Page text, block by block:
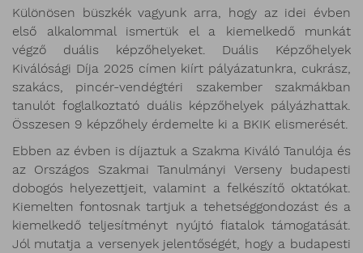
Különösen büszkék vagyunk arra, hogy az idei évben
első alkalommal ismertük el a kiemelkedő munkát
végző duális képzőhelyeket. Duális Képzőhelyek
Kiválósági Díja 2025 címen kiírt pályázatunkra, cukrász,
szakács, pincér-vendégtéri szakember szakmákban
tanulót foglalkoztató duális képzőhelyek pályázhattak.
Összesen 9 képzőhely érdemelte ki a BKIK elismerését.
Ebben az évben is díjaztuk a Szakma Kiváló Tanulója és
az Országos Szakmai Tanulmányi Verseny budapesti
dobogós helyezettjeit, valamint a felkészítő oktatókat.
Kiemelten fontosnak tartjuk a tehetséggondozást és a
kiemelkedő teljesítményt nyújtó fiatalok támogatását.
Jól mutatja a versenyek jelentőségét, hogy a budapesti